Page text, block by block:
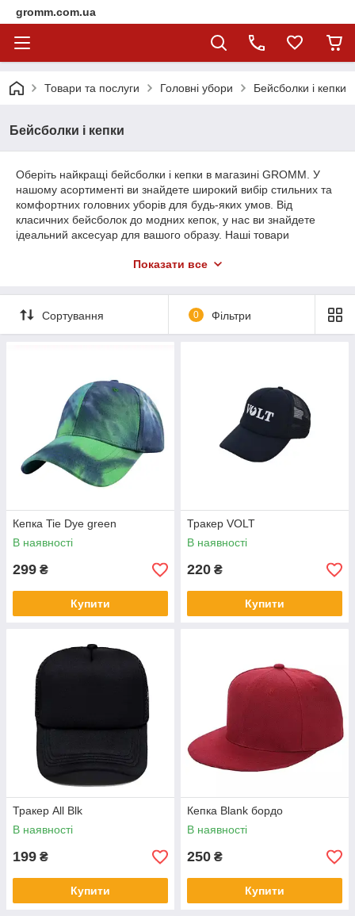
gromm.com.ua
Товари та послуги Головні убори Бейсболки і кепки
Бейсболки і кепки
Оберіть найкращі бейсболки і кепки в магазині GROMM. У
нашому асортименті ви знайдете широкий вибір стильних та
комфортних головних уборів для будь-яких умов. Від
класичних бейсболок до модних кепок, у нас ви знайдете
ідеальний аксесуар для вашого образу. Наші товари
що гарантує якість і тривалість. Вирушайте до магазину
сьогодні!
Показати все
Сортування 0 Фільтри
Кепка Tie Dye green
В наявності
299 ₴
Купити
Тракер VOLT
В наявності
220 ₴
Купити
Тракер All Blk
В наявності
199 ₴
Купити
Кепка Blank бордо
В наявності
250 ₴
Купити